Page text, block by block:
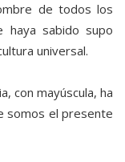
de todos los
haya sabido supo
universal.
con mayúscula, ha
somos el presente